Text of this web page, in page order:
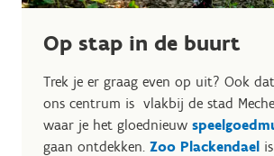
Op stap in de buurt
Trek je er graag even op uit? Ook
ons centrum is vlakbij de stad
waar je het gloednieuw
gaan ontdekken. Zoo Plackendael